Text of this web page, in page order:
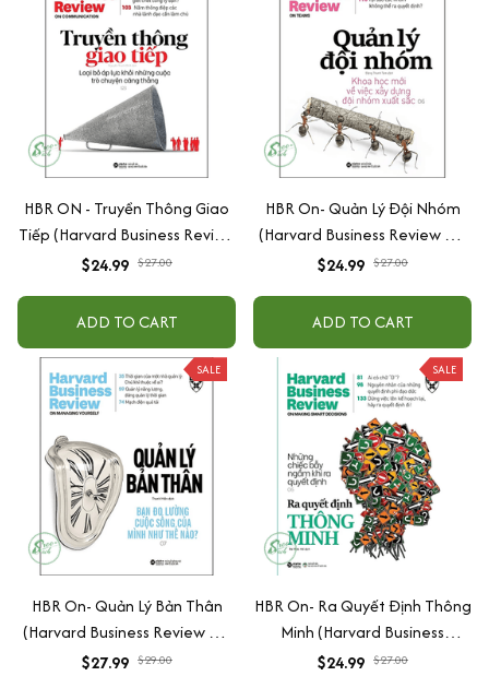
HBR ON - Truyền Thông Giao
Tiếp (Harvard Business Review
On Stratery)
$24.99 $27.00
ADD TO CART
HBR On- Quản Lý Đội Nhóm
(Harvard Business Review On
Stratery)
$24.99 $27.00
ADD TO CART
SALE
HBR On- Quản Lý Bản Thân
(Harvard Business Review On
Stratery)
$27.99 $29.00
SALE
HBR On- Ra Quyết Định Thông
Minh (Harvard Business
Review On Stratery)
$24.99 $27.00